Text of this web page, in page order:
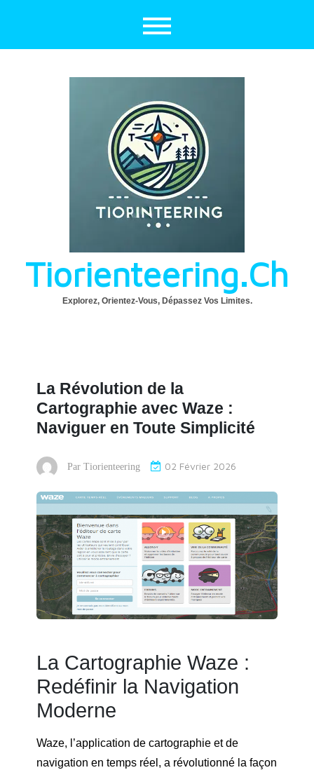
Tiorienteering.ch
Explorez, Orientez-Vous, Dépassez Vos Limites.
La Révolution de la
Cartographie avec Waze :
Naviguer en Toute Simplicité
Par Tiorienteering 02 Février 2026
La Cartographie Waze :
Redéfinir la Navigation
Moderne
Waze, l’application de cartographie et de
navigation en temps réel, a révolutionné la façon